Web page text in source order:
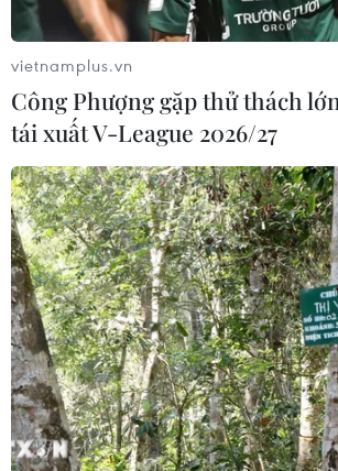
bắt để để điều tra về hành vi vi phạm
lý, sử dụng tài sản nhà nước gây thất
TP.HCM: Khai trừ 29 đảng
vietnamplus.vn
Công Phượng gặp thử thách
tái xuất V-League 2026/27